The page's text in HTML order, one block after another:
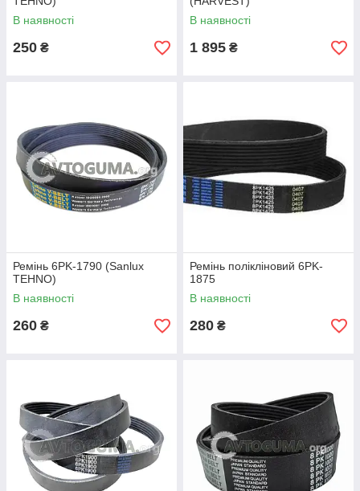
В наявності
250 ₴
В наявності
1 895 ₴
Ремінь 6PK-1790 (Sanlux
TEHNO)
В наявності
260 ₴
Ремінь полікліновий 6PK-
1875
В наявності
280 ₴